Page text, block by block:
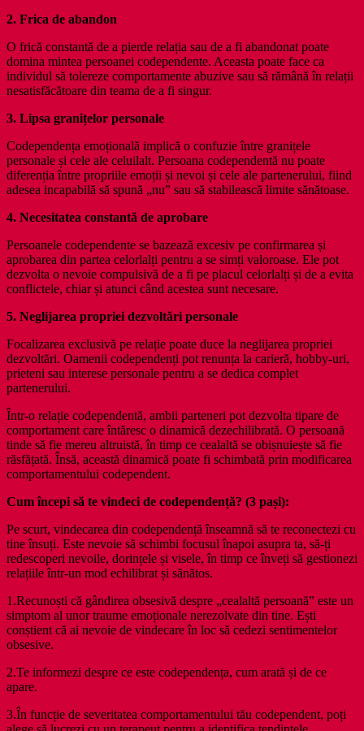
2. Frica de abandon
O frică constantă de a pierde relația sau de a fi abandonat poate
domina mintea persoanei codependente. Aceasta poate face ca
individul să tolereze comportamente abuzive sau să rămână în relații
nesatisfăcătoare din teama de a fi singur.
3. Lipsa granițelor personale
Codependența emoțională implică o confuzie între granițele
personale și cele ale celuilalt. Persoana codependentă nu poate
diferenția între propriile emoții și nevoi și cele ale partenerului, fiind
adesea incapabilă să spună „nu” sau să stabilească limite sănătoase.
4. Necesitatea constantă de aprobare
Persoanele codependente se bazează excesiv pe confirmarea și
aprobarea din partea celorlalți pentru a se simți valoroase. Ele pot
dezvolta o nevoie compulsivă de a fi pe placul celorlalți și de a evita
conflictele, chiar și atunci când acestea sunt necesare.
5. Neglijarea propriei dezvoltări personale
Focalizarea exclusivă pe relație poate duce la neglijarea propriei
dezvoltări. Oamenii codependenți pot renunța la carieră, hobby-uri,
prieteni sau interese personale pentru a se dedica complet
partenerului.
Într-o relație codependentă, ambii parteneri pot dezvolta tipare de
comportament care întăresc o dinamică dezechilibrată. O persoană
tinde să fie mereu altruistă, în timp ce cealaltă se obișnuiește să fie
răsfățată. Însă, această dinamică poate fi schimbată prin modificarea
comportamentului codependent.
Cum începi să te vindeci de codependență? (3 pași):
Pe scurt, vindecarea din codependență înseamnă să te reconectezi cu
tine însuți. Este nevoie să schimbi focusul înapoi asupra ta, să-ți
redescoperi nevoile, dorințele și visele, în timp ce înveți să gestionezi
relațiile într-un mod echilibrat și sănătos.
1.Recunoști că gândirea obsesivă despre „cealaltă persoană” este un
simptom al unor traume emoționale nerezolvate din tine. Ești
conștient că ai nevoie de vindecare în loc să cedezi sentimentelor
obsesive.
2.Te informezi despre ce este codependența, cum arată și de ce
apare.
3.În funcție de severitatea comportamentului tău codependent, poți